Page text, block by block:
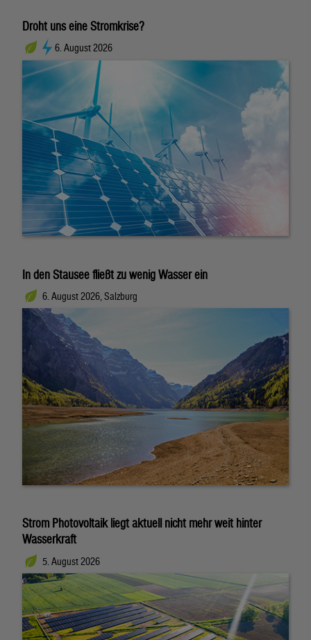
Droht uns eine Stromkrise?
6. August 2026
In den Stausee fließt zu wenig Wasser ein
6. August 2026, Salzburg
Strom Photovoltaik liegt aktuell nicht mehr weit hinter
Wasserkraft
5. August 2026